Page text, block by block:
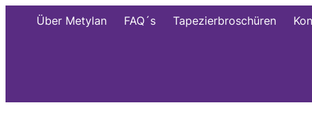
Über Metylan FAQ´s Tapezierbroschüren